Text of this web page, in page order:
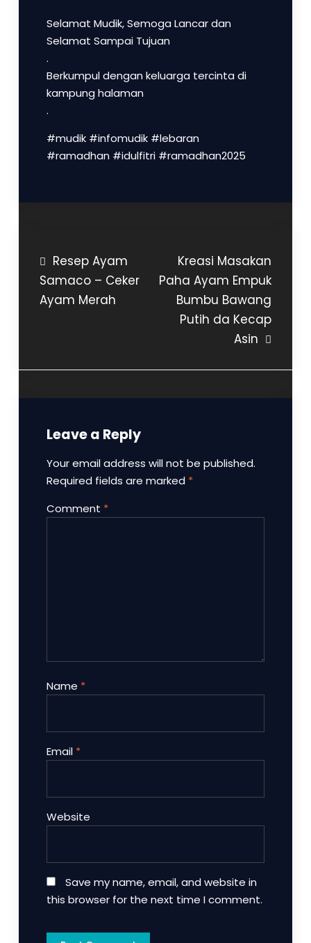
Selamat Mudik, Semoga Lancar dan
Selamat Sampai Tujuan
.
Berkumpul dengan keluarga tercinta di
kampung halaman
.
#mudik #infomudik #lebaran
#ramadhan #idulfitri #ramadhan2025
Post
navigation
Resep Ayam
Samaco – Ceker
Ayam Merah
Kreasi Masakan
Paha Ayam Empuk
Bumbu Bawang
Putih da Kecap
Asin
Leave a Reply
Your email address will not be published.
Required fields are marked *
Comment *
Name *
Email *
Website
Save my name, email, and website in
this browser for the next time I comment.